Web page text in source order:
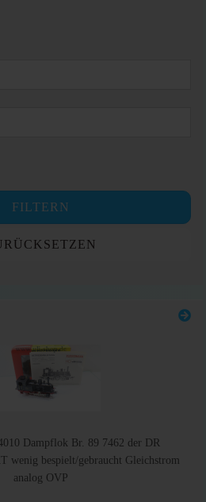
FILTERN
Dampflok Br. 89 7462 der DR
wenig bespielt/gebraucht Gleichstrom
analog OVP